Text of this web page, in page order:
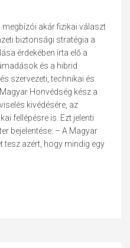
megbízói akár fizikai választ
biztonsági stratégia a
érdekében írta elő a
és a hibrid
szervezeti, technikai és
Honvédség kész a
kivédésére, az
fellépésre is. Ezt jelenti
bejelentése: – A Magyar
tesz azért, hogy mindig egy